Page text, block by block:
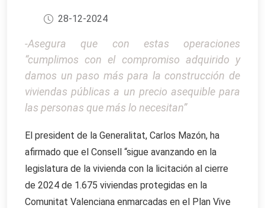
28-12-2024
-Asegura que con estas operaciones
“cumplimos con el compromiso adquirido y
damos un paso más para la construcción de
viviendas públicas a un precio asequible para
las personas que más lo necesitan”
El president de la Generalitat, Carlos Mazón, ha
afirmado que el Consell “sigue avanzando en la
legislatura de la vivienda con la licitación al cierre
de 2024 de 1.675 viviendas protegidas en la
Comunitat Valenciana enmarcadas en el Plan Vive